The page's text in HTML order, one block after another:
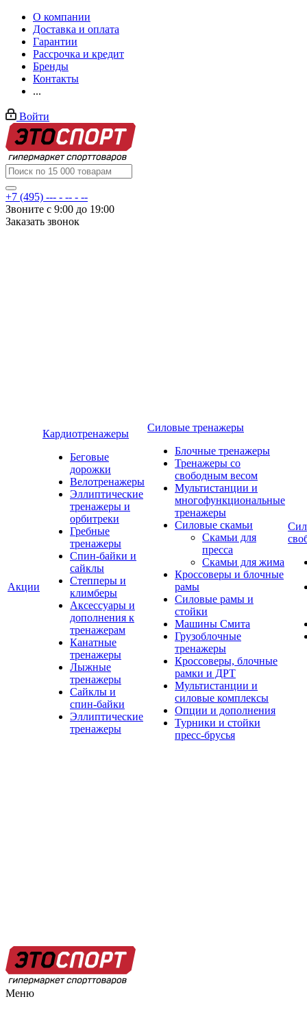
О компании
Доставка и оплата
Гарантии
Рассрочка и кредит
Бренды
Контакты
...
Войти
+7 (495) --- - -- - --
Звоните с 9:00 до 19:00
Заказать звонок
Акции
Кардиотренажеры
Беговые
дорожки
Велотренажеры
Эллиптические
тренажеры и
орбитреки
Гребные
тренажеры
Спин-байки и
сайклы
Степперы и
климберы
Аксессуары и
дополнения к
тренажерам
Канатные
тренажеры
Лыжные
тренажеры
Сайклы и
спин-байки
Эллиптические
тренажеры
Силовые тренажеры
Блочные тренажеры
Тренажеры со
свободным весом
Мультистанции и
многофункциональные
тренажеры
Силовые скамьи
Скамьи для
пресса
Скамьи для жима
Кроссоверы и блочные
рамы
Силовые рамы и
стойки
Машины Смита
Грузоблочные
тренажеры
Кроссоверы, блочные
рамки и ДРТ
Мультистанции и
силовые комплексы
Опции и дополнения
Турники и стойки
пресс-брусья
Меню